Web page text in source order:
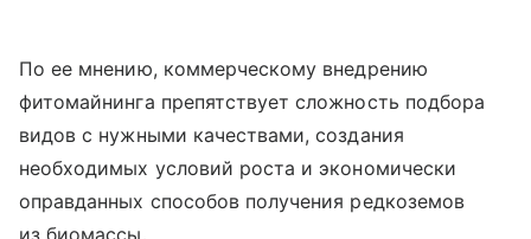
По ее мнению, коммерческому внедрению
фитомайнинга препятствует сложность подбора
видов с нужными качествами, создания
необходимых условий роста и экономически
оправданных способов получения редкоземов